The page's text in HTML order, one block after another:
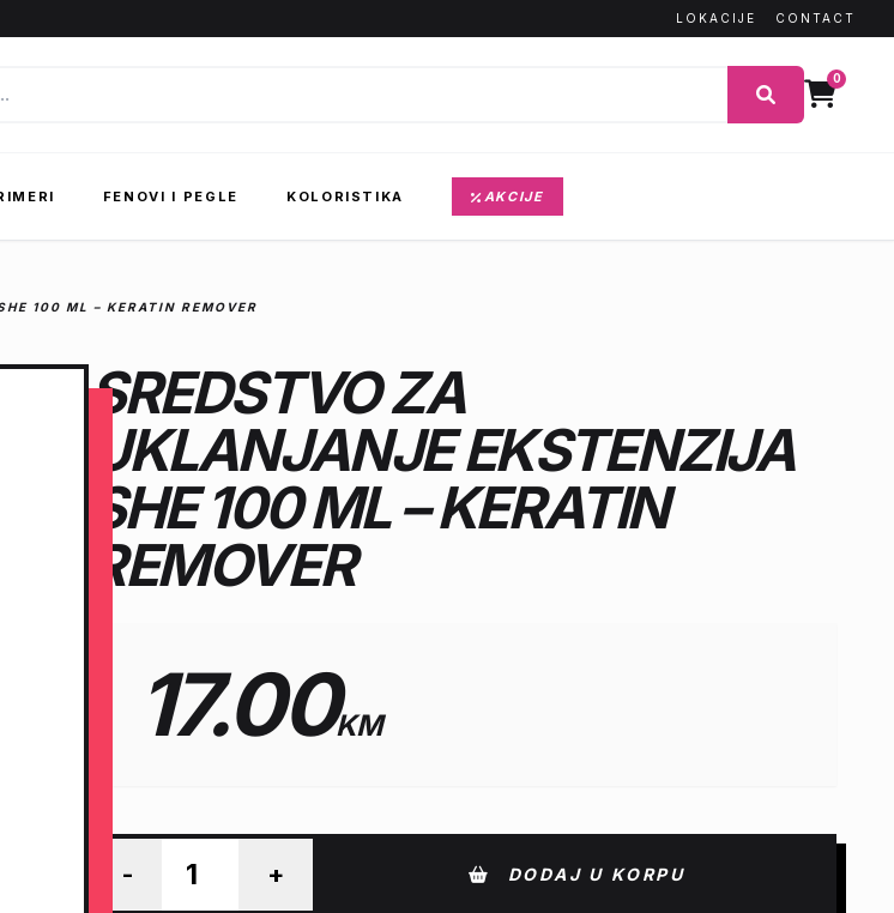
LOKACIJE CONTACT
0
FENOVI I PEGLE KOLORISTIKA AKCIJE
100 ML – KERATIN REMOVER
SREDSTVO ZA
UKLANJANJE EKSTENZIJA
SHE 100 ML – KERATIN
REMOVER
17.00KM
- + DODAJ U KORPU